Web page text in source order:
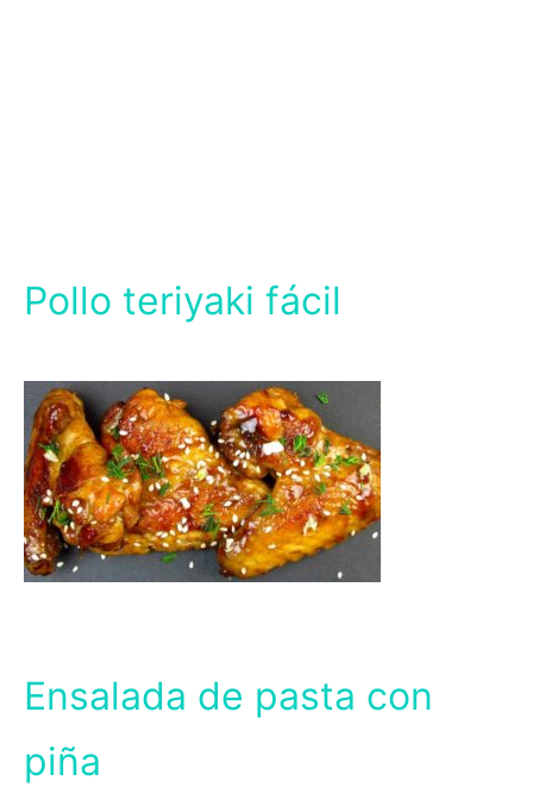
Pollo teriyaki fácil
Ensalada de pasta con
piña